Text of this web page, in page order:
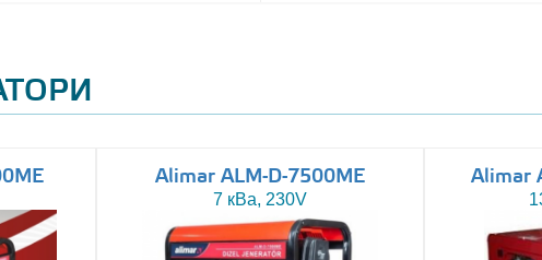
Alimar ALM-D-7500ME
7 кВа, 230V
Alimar